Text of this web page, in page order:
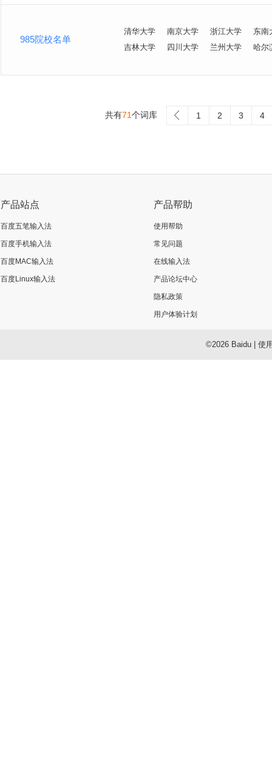
985院校名单
清华大学 南京大学 浙江大学
东南
吉林大学
四川大学 兰州大学 哈尔
共有71个词库 1 2 3 4
产品站点
百度五笔输入法
百度手机输入法
百度MAC输入法
百度Linux输入法
产品帮助
使用帮助
常见问题
在线输入法
产品论坛中心
隐私政策
用户体验计划
©2026 Baidu| 使